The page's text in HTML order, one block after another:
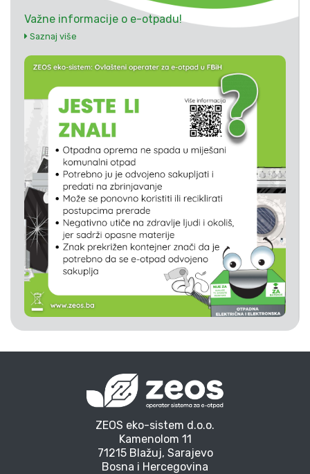
Važne informacije o e-otpadu!
Saznaj više
ZEOS eko-sistem d.o.o.
Kamenolom 11
71215 Blažuj, Sarajevo
Bosna i Hercegovina